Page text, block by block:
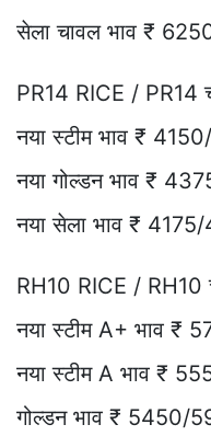
सेला चावल भाव ₹
PR14 RICE / PR14
नया स्टीम भाव ₹
नया गोल्डन भाव ₹
नया सेला भाव ₹
RH10 RICE / RH10
नया स्टीम A+ भाव ₹
नया स्टीम A भाव ₹
गोल्डन भाव ₹ 5450/